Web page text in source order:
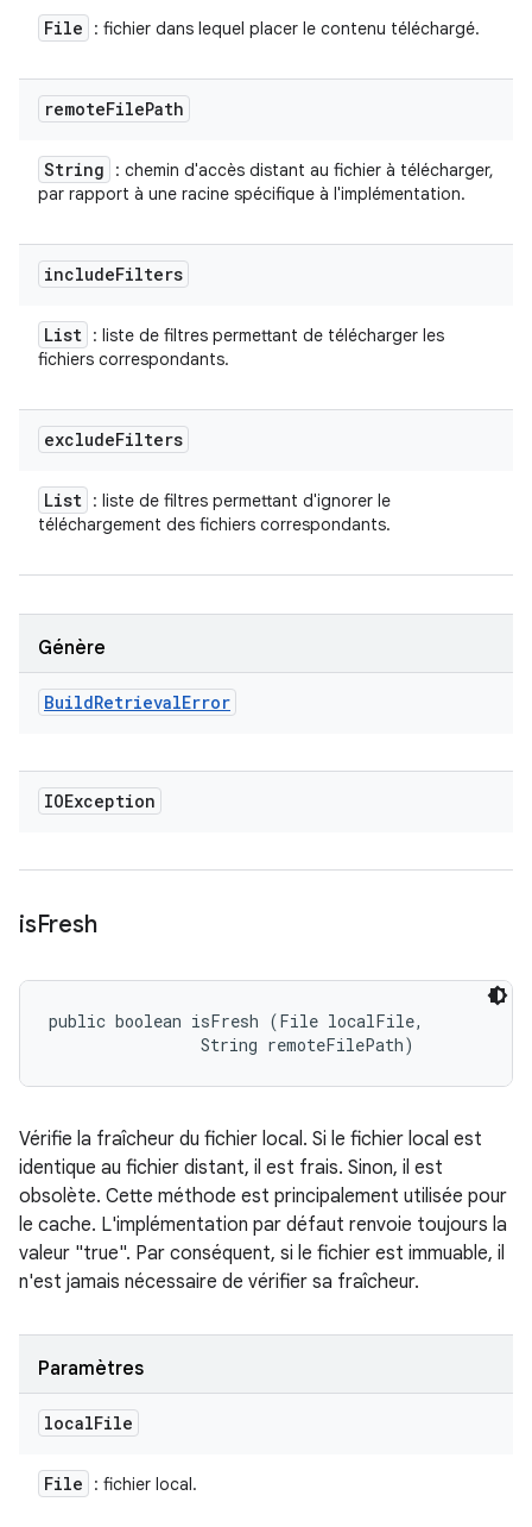
File : fichier dans lequel placer le contenu téléchargé.
remoteFilePath
String
: chemin d'accès distant au fichier à télécharger,
par rapport à une racine spécifique à l'implémentation.
includeFilters
List : liste de filtres permettant de télécharger les
fichiers correspondants.
excludeFilters
List : liste de filtres permettant d'ignorer le
téléchargement des fichiers correspondants.
Génère
BuildRetrievalError
IOException
isFresh
public boolean isFresh (File localFile,
                String remoteFilePath)
Vérifie la fraîcheur du fichier local. Si le fichier local est
identique au fichier distant, il est frais. Sinon, il est
obsolète. Cette méthode est principalement utilisée pour
le cache. L'implémentation par défaut renvoie toujours la
valeur "true". Par conséquent, si le fichier est immuable, il
n'est jamais nécessaire de vérifier sa fraîcheur.
Paramètres
localFile
File : fichier local.